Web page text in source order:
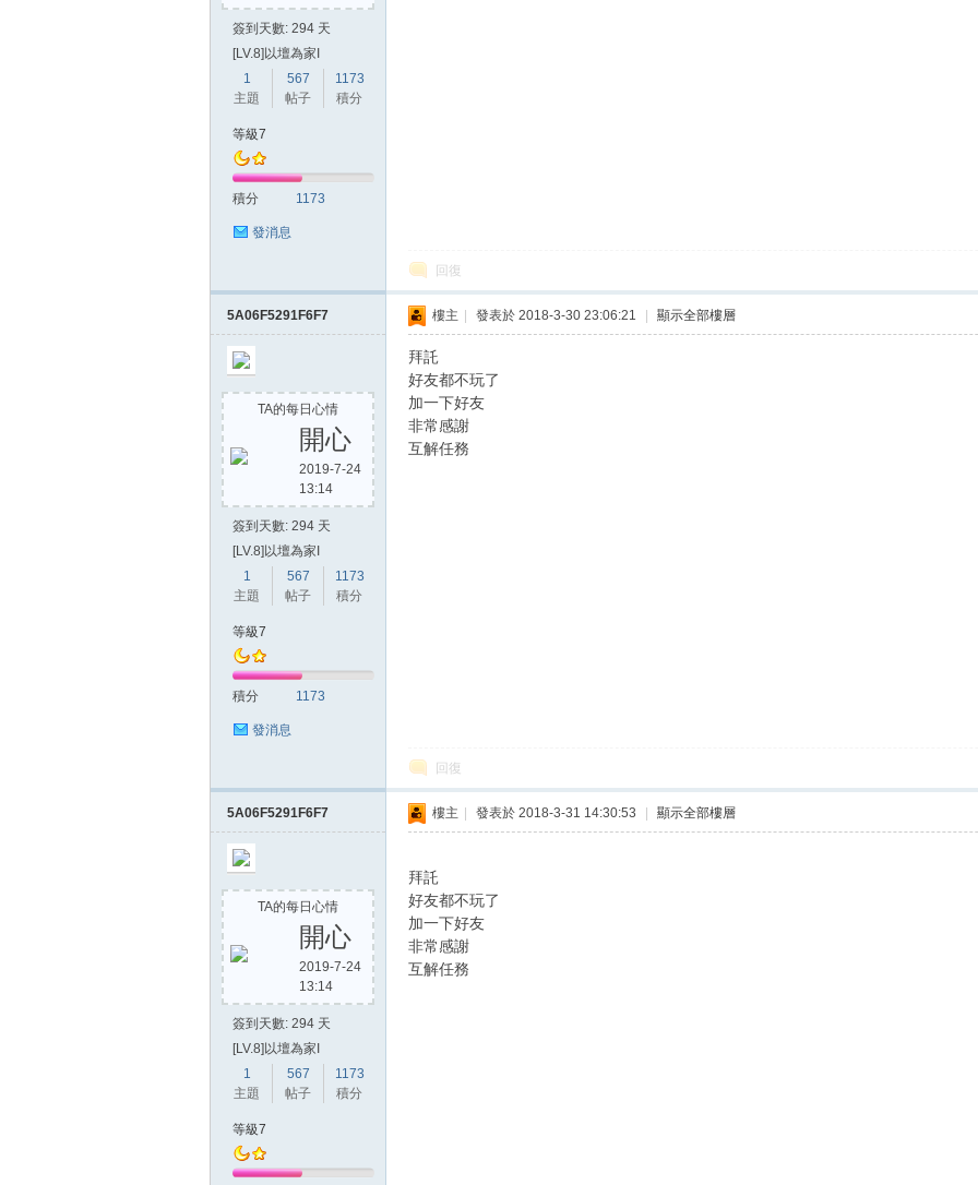
簽到天數: 294 天
[LV.8]以壇為家I
1
主題
567
帖子
1173
積分
等級7
積分 1173
發消息
回復
5A06F5291F6F7
TA的每日心情
開心
2019-7-24
13:14
簽到天數: 294 天
[LV.8]以壇為家I
1
主題
567
帖子
1173
積分
等級7
積分 1173
發消息
樓主 發表於 2018-3-30 23:06:21 顯示全部樓層
拜託
好友都不玩了
加一下好友
非常感謝
互解任務
回復
5A06F5291F6F7
TA的每日心情
開心
2019-7-24
13:14
簽到天數: 294 天
[LV.8]以壇為家I
1
主題
567
帖子
1173
積分
等級7
樓主 發表於 2018-3-31 14:30:53 顯示全部樓層
拜託
好友都不玩了
加一下好友
非常感謝
互解任務